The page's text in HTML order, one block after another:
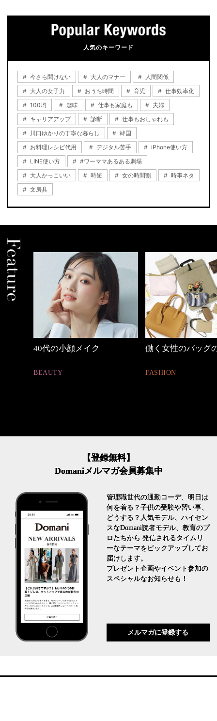
人気のキーワード
今さら聞けない 大人のマナー
人間関係
大人の女子力
おうち時間 育児
仕事効率化
100均
趣味 仕事も家庭も
夫婦
キャリアアップ
診断
仕事もおしゃれも
川口ゆかりの丁寧な暮らし
韓国
お料理レシピ代用
デジタル苦手
iPhone使い方
LINE使い方
#ワーママあるある劇場
大人かっこいい
時短 女の時間割
時事ネタ
文房具
働く女性のバッグの中身
FASHION
心地よくいられる
【登録無料】
Domaniメルマガ会員募集中
管理職世代の通勤コーデ、明日は
何を着る？子供の受験や習い事、
どうする？人気モデル、ハイセン
スなDomani読者モデル、教育のプ
ロたちから 発信されるタイムリ
ーなテーマをピックアップしてお
届けします。
プレゼント企画やイベント参加の
スペシャルなお知らせも！
メルマガに登録する